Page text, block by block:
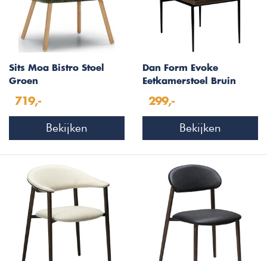
Sits Moa Bistro Stoel
Groen
719,-
Bekijken
Dan Form Evoke
Eetkamerstoel Bruin
299,-
Bekijken